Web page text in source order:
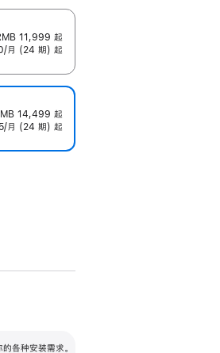
11,999 起
月 (24 期) 起
14,499 起
月 (24 期) 起
各种安装需求。